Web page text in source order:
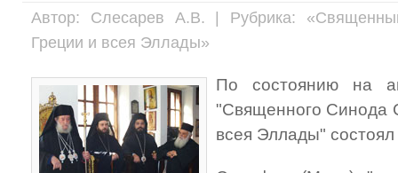
Автор: Слесарев А.В. | Рубрика:
Греции и всея Эллады»
По состоянию на
"Священного Синода
всея Эллады"